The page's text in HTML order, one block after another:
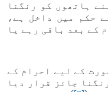
ہاتھوں کو رنگنا
حکم میں داخل ہے،
کے بعد باقی رہے یا
کے لیے احرام کے
جائز قرار دیا